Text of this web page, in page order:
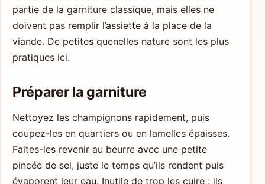
partie de la garniture classique, mais elles ne
doivent pas remplir l’assiette à la place de la
viande. De petites quenelles nature sont les plus
pratiques ici.
Préparer la garniture
Nettoyez les champignons rapidement, puis
coupez-les en quartiers ou en lamelles épaisses.
Faites-les revenir au beurre avec une petite
pincée de sel, juste le temps qu’ils rendent puis
évaporent leur eau. Inutile de trop les cuire : ils